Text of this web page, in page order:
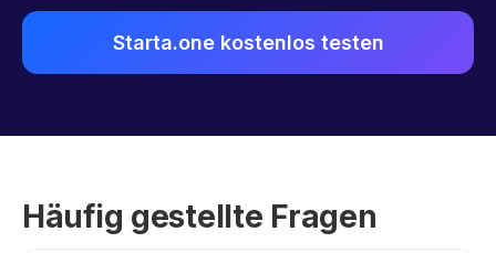
Starta.one kostenlos testen
Häufig gestellte Fragen